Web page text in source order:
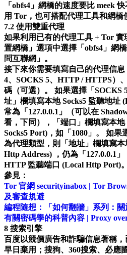
「obfs4」網橋的速度要比 meek
用 Tor，也可搭配代理工具和網橋
7.2 使用雙重代理
如果利用已有的代理工具 + Tor
置網橋」選項中選擇「obfs4」網
問互聯網」。
接下來你需要填寫自己的代理信
4、SOCKS 5、HTTP / HTTPS）
碼（可選）。 如果選擇「SOCKS
址」欄填寫本地 Socks5 監聽地址
常為「127.0.0.1」（可以在
看，下同），「端口」欄填寫本地
Socks5 Port)，如「1080」。 如
為代理類型，則「地址」欄填寫
Http Address) ，仍為「127.0.0.1
HTTP 監聽端口 (Local Http Port)。
參見：
Tor 官網 securityinabox | Tor
及審查規避
編程隨想：「如何翻牆」系列：
有關密碼學的科普內容 | Proxy
8 搜索引擎
百度以競價廣告和詐騙信息著稱
早日棄用；搜狗、360搜索、必應